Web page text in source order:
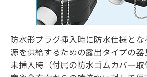
防水形プラグ挿入時に防水仕様と
源を供給するための露出タイプの器
未挿入時（付属の防水ゴムカバー